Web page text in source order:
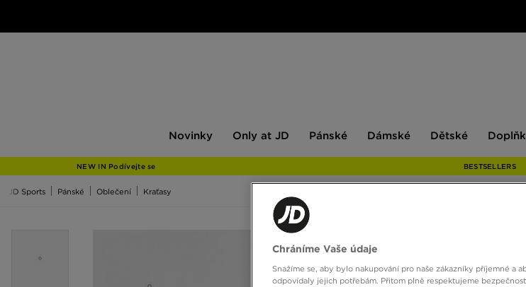
Novinky
JD
Only at JD Pánské Dámské Dětské
NEW IN Podívejte se BESTSELLERS
JD Sports Pánské Oblečení Kraťasy
Chráníme Vaše údaje
Snažíme se, aby bylo nakupování pro naše zákazníky příjemné a
odpovídaly jejich potřebám. Přitom plně respektujeme